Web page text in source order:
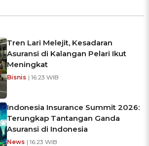
Tren Lari Melejit, Kesadaran
Asuransi di Kalangan Pelari Ikut
Meningkat
Bisnis | 16:23 WIB
Indonesia Insurance Summit 2026:
Terungkap Tantangan Ganda
Asuransi di Indonesia
News | 16:23 WIB